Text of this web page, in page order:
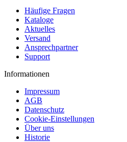
Häufige Fragen
Kataloge
Aktuelles
Versand
Ansprechpartner
Support
Informationen
Impressum
AGB
Datenschutz
Cookie-Einstellungen
Über uns
Historie